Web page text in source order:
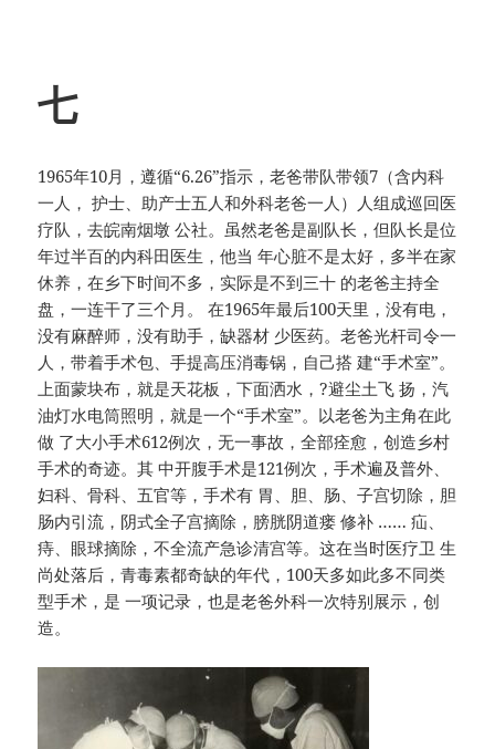
七
1965年10月，遵循“6.26”指示，老爸带队带领7（含内科
一人， 护士、助产士五人和外科老爸一人）人组成巡回医
疗队，去皖南烟墩 公社。虽然老爸是副队长，但队长是位
年过半百的内科田医生，他当 年心脏不是太好，多半在家
休养，在乡下时间不多，实际是不到三十 的老爸主持全
盘，一连干了三个月。 在1965年最后100天里，没有电，
没有麻醉师，没有助手，缺器材 少医药。老爸光杆司令一
人，带着手术包、手提高压消毒锅，自己搭 建“手术室”。
上面蒙块布，就是天花板，下面洒水，?避尘土飞 扬，汽
油灯水电筒照明，就是一个“手术室”。以老爸为主角在此
做 了大小手术612例次，无一事故，全部痊愈，创造乡村
手术的奇迹。其 中开腹手术是121例次，手术遍及普外、
妇科、骨科、五官等，手术有 胃、胆、肠、子宫切除，胆
肠内引流，阴式全子宫摘除，膀胱阴道瘘 修补 …… 疝、
痔、眼球摘除，不全流产急诊清宫等。这在当时医疗卫 生
尚处落后，青毒素都奇缺的年代，100天多如此多不同类
型手术，是 一项记录，也是老爸外科一次特别展示，创
造。